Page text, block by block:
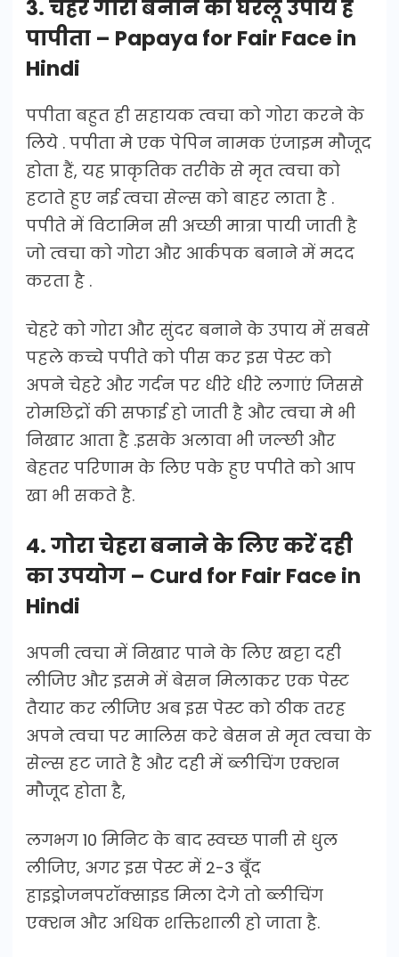
3. चेहरे गोरा बनाने का घरेलू उपाय है
पापीता – Papaya for Fair Face in
Hindi
पपीता बहुत ही सहायक त्वचा को गोरा करने के
लिये . पपीता मे एक पेपिन नामक एंजाइम मौजूद
होता हैं, यह प्राकृतिक तरीके से मृत त्वचा को
हटाते हुए नई त्वचा सेल्स को बाहर लाता है .
पपीते में विटामिन सी अच्छी मात्रा पायी जाती है
जो त्वचा को गोरा और आर्कपक बनाने में मदद
करता है .
चेहरे को गोरा और सुंदर बनाने के उपाय में सबसे
पहले कच्चे पपीते को पीस कर इस पेस्ट को
अपने चेहरे और गर्दन पर धीरे धीरे लगाएं जिससे
रोमछिद्रों की सफाई हो जाती है और त्वचा मे भी
निखार आता है .इसके अलावा भी जल्छी और
बेहतर परिणाम के लिए पके हुए पपीते को आप
खा भी सकते है.
4. गोरा चेहरा बनाने के लिए करें दही
का उपयोग – Curd for Fair Face in
Hindi
अपनी त्वचा में निखार पाने के लिए खट्टा दही
लीजिए और इसमे में बेसन मिलाकर एक पेस्ट
तैयार कर लीजिए अब इस पेस्ट को ठीक तरह
अपने त्वचा पर मालिस करे बेसन से मृत त्वचा के
सेल्स हट जाते है और दही में ब्लीचिंग एक्शन
मौजूद होता है,
लगभग 10 मिनिट के बाद स्वच्छ पानी से धुल
लीजिए, अगर इस पेस्ट में 2-3 बूँद
हाइड्रोजनपरॉक्साइड मिला देगे तो ब्लीचिंग
एक्शन और अधिक शक्तिशाली हो जाता है.